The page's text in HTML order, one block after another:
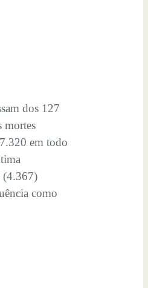
dos 127
mortes
em todo
(4.367)
como